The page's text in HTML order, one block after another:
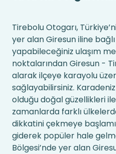
Tirebolu Otogarı,
yer alan Giresun iline
yapabileceğiniz ulaşım
noktalarından Giresun -
alarak ilçeye karayolu
sağlayabilirsiniz.
olduğu doğal güzellikleri
zamanlarda farklı
dikkatini çekmeye
giderek popüler hale
Bölgesi’nde yer alan